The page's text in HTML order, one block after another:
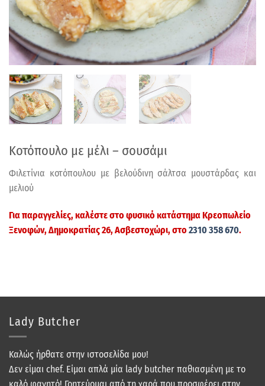
Κοτόπουλο με μέλι – σουσάμι
Φιλετίνια κοτόπουλου με βελούδινη σάλτσα μουστάρδας και
μελιού
Για παραγγελίες, καλέστε στο φυσικό κατάστημαΚρεοπωλείο
Ξενοφών, Δημοκρατίας 26, Ασβεστοχώρι, στο 2310 358 670.
Lady Butcher
Καλώς ήρθατε στην ιστοσελίδα μου!
Δεν είμαι chef. Είμαι απλά μία lady butcher παθιασμένη με το